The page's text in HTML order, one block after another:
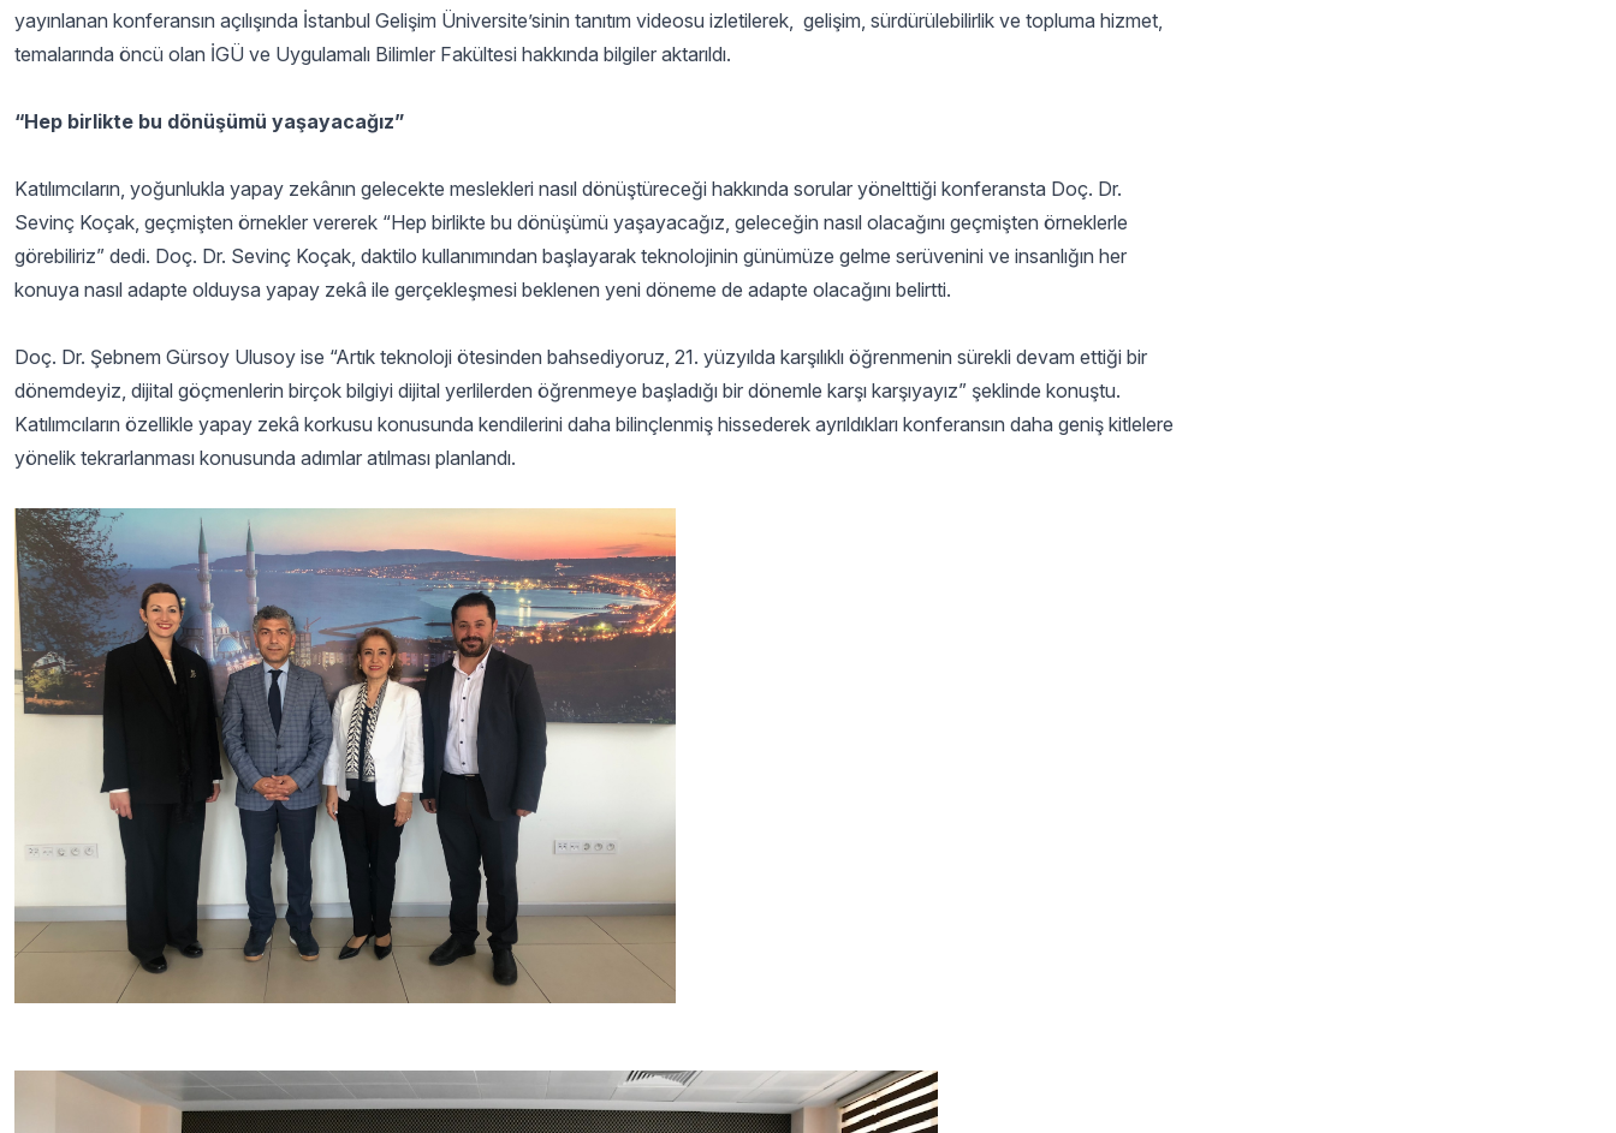
yayınlanan konferansın açılışında İstanbul Gelişim Üniversite’sinin tanıtım videosu izletilerek, gelişim, sürdürülebilirlik ve topluma hizmet,
temalarında öncü olan İGÜ ve Uygulamalı Bilimler Fakültesi hakkında bilgiler aktarıldı.
“Hep birlikte bu dönüşümü yaşayacağız”
Katılımcıların, yoğunlukla yapay zekânın gelecekte meslekleri nasıl dönüştüreceği hakkında sorular yönelttiği konferansta Doç. Dr.
Sevinç Koçak, geçmişten örnekler vererek “Hep birlikte bu dönüşümü yaşayacağız, geleceğin nasıl olacağını geçmişten örneklerle
görebiliriz” dedi. Doç. Dr. Sevinç Koçak, daktilo kullanımından başlayarak teknolojinin günümüze gelme serüvenini ve insanlığın her
konuya nasıl adapte olduysa yapay zekâ ile gerçekleşmesi beklenen yeni döneme de adapte olacağını belirtti.
Doç. Dr. Şebnem Gürsoy Ulusoy ise “Artık teknoloji ötesinden bahsediyoruz, 21. yüzyılda karşılıklı öğrenmenin sürekli devam ettiği bir
dönemdeyiz, dijital göçmenlerin birçok bilgiyi dijital yerlilerden öğrenmeye başladığı bir dönemle karşı karşıyayız” şeklinde konuştu.
Katılımcıların özellikle yapay zekâ korkusu konusunda kendilerini daha bilinçlenmiş hissederek ayrıldıkları konferansın daha geniş kitlelere
yönelik tekrarlanması konusunda adımlar atılması planlandı.